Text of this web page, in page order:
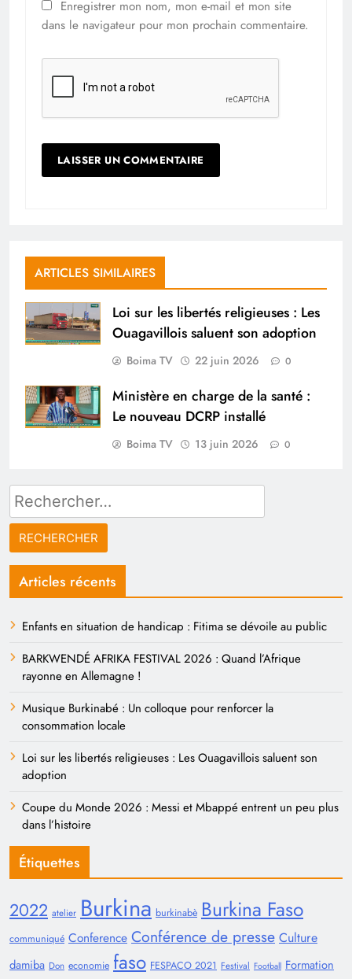
Enregistrer mon nom, mon e-mail et mon site
dans le navigateur pour mon prochain commentaire.
ARTICLES SIMILAIRES
Loi sur les libertés religieuses : Les
Ouagavillois saluent son adoption
Boima TV 22 juin 2026 0
Ministère en charge de la santé :
Le nouveau DCRP installé
Boima TV 13 juin 2026 0
Rechercher :
Articles récents
Enfants en situation de handicap : Fitima se dévoile au public
BARKWENDÉ AFRIKA FESTIVAL 2026 : Quand l’Afrique
rayonne en Allemagne !
Musique Burkinabé : Un colloque pour renforcer la
consommation locale
Loi sur les libertés religieuses : Les Ouagavillois saluent son
adoption
Coupe du Monde 2026 : Messi et Mbappé entrent un peu plus
dans l’histoire
Étiquettes
2022 atelier Burkina burkinabè Burkina Faso
communiqué Conference Conférence de presse Culture
damiba Don economie faso FESPACO 2021 Festival Football Formation